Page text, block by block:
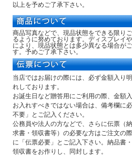
以上を予めご了承下さい。
商品写真などで、現品状態をできる限り
るように努めております。ディスプレイ
により、現品状態とは多少異なる場合が
す。予めご了承下さい。
当店ではお届けの際には、必ず金額入り
れしております。
お誕生日など贈答用にご利用の際、金額
お入れすべきではない場合は、備考欄に
不要」とご記入ください。
公務員や法人の方などで、さらに伝票（
求書・領収書等）の必要な方はご注文の
に「伝票必要」とご記入下さい。納品書
領収書をお作りし、同封します。